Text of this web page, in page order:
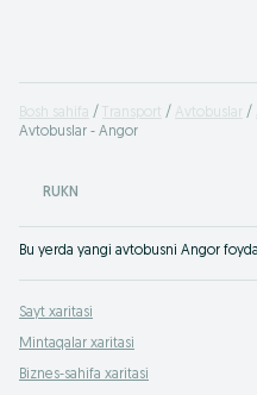
Bosh sahifa Transport Avtobuslar
Avtobuslar - Angor
RUKN
Sayt xaritasi
Mintaqalar xaritasi
Biznes-sahifa xaritasi